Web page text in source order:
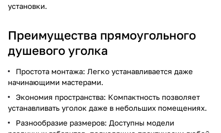
установки.
Преимущества прямоугольного
душевого уголка
Простота монтажа: Легко устанавливается даже
начинающими мастерами.
Экономия пространства: Компактность позволяет
устанавливать уголок даже в небольших помещениях.
Разнообразие размеров: Доступны модели